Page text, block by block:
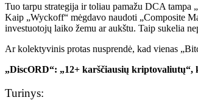
Tuo tarpu strategija ir toliau pamažu DCA
Kaip „Wyckoff“ mėgdavo naudoti „Composite
investuotojų laiko žemu ar aukštu. Taip sukelia
Ar kolektyvinis protas nusprendė, kad vienas
„DiscORD“: „12+ karščiausių
Turinys: